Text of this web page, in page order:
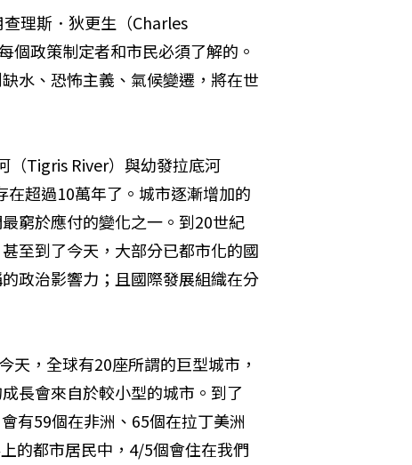
理斯．狄更生（Charles
個政策制定者和市民必須了解的。
水、恐怖主義、氣候變遷，將在世
（Tigris River）與幼發拉底河
在超過10萬年了。城市逐漸增加的
窮於應付的變化之一。到20世紀
至到了今天，大部分已都市化的國
的政治影響力；且國際發展組織在分
天，全球有20座所謂的巨型城市，
長會來自於較小型的城市。到了
有59個在非洲、65個在拉丁美洲
的都市居民中，4/5個會住在我們